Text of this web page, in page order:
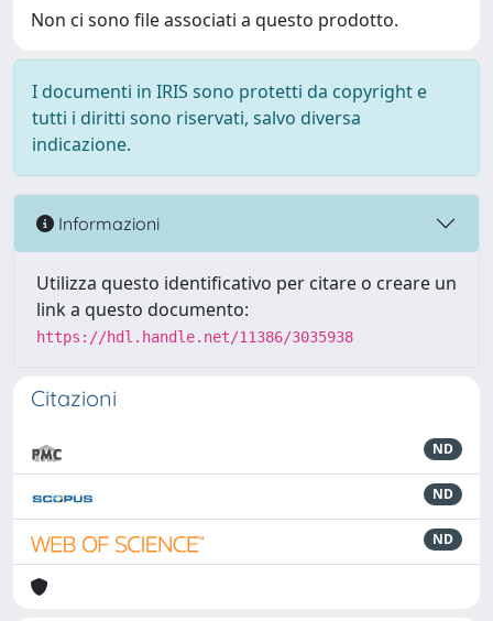
Non ci sono file associati a questo prodotto.
I documenti in IRIS sono protetti da copyright e
tutti i diritti sono riservati, salvo diversa
indicazione.
Informazioni
Utilizza questo identificativo per citare o creare un
link a questo documento:
https://hdl.handle.net/11386/3035938
Citazioni
ND
ND
ND